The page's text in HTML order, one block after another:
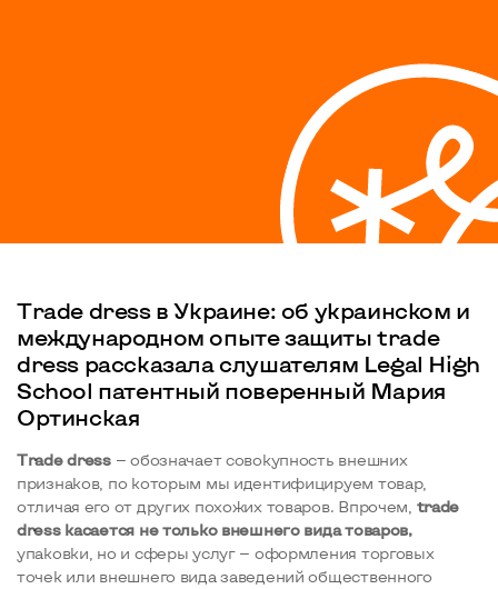
Тrade dress в Украине: об украинском и
международном опыте защиты trade
dress рассказала слушателям Legal High
School патентный поверенный Мария
Ортинская
Тrade dress— обозначает совокупность внешних
признаков, по которым мы идентифицируем товар,
отличая его от других похожих товаров. Впрочем, trade
dress касается не только внешнего вида товаров,
упаковки, но и сферы услуг — оформления торговых
точек или внешнего вида заведений общественного